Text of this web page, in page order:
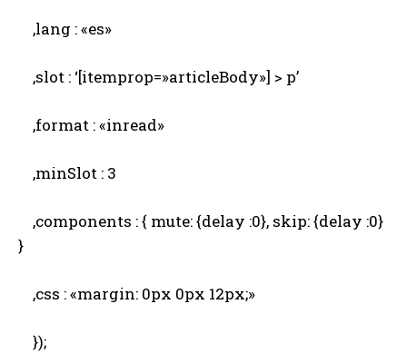
,lang : «es»
,slot : ‘[itemprop=»articleBody»] > p’
,format : «inread»
,minSlot : 3
,components : { mute: {delay :0}, skip: {delay :0}
}
,css : «margin: 0px 0px 12px;»
});